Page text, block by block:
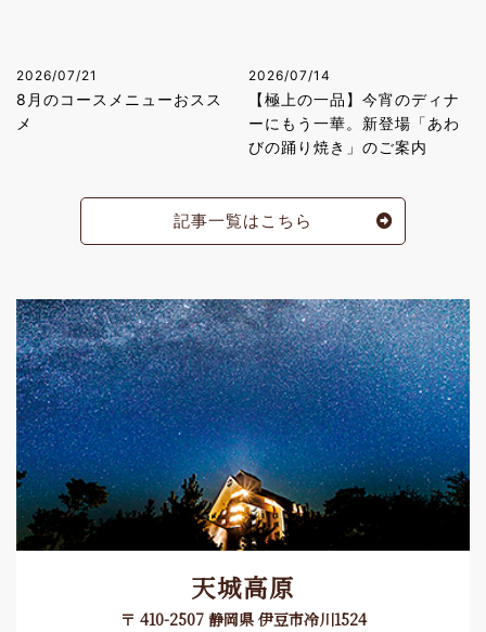
2026/07/21
8月のコースメニューおスス
メ
2026/07/14
【極上の一品】今宵のディナ
ーにもう一華。新登場「あわ
びの踊り焼き」のご案内
記事一覧はこちら
天城高原
〒 410-2507 静岡県 伊豆市冷川1524